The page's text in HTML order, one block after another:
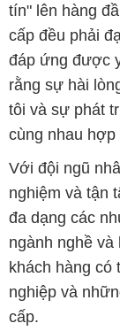
tín" lên hàng
cấp đều phải
đáp ứng được
rằng sự hài
tôi và sự phát
cùng nhau hợp
Với đội ngũ
nghiệm và tận
đa dạng các
ngành nghề
khách hàng có
nghiệp và
cấp.